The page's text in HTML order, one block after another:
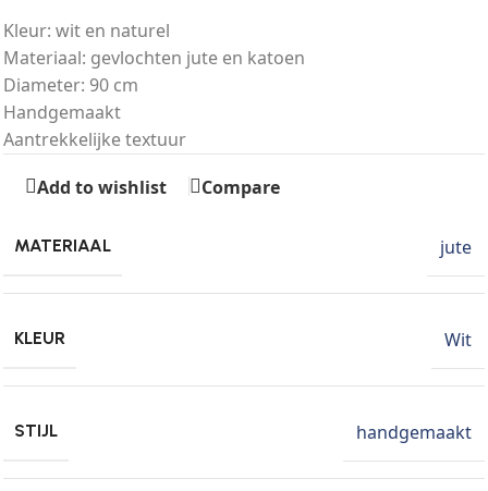
Kleur: wit en naturel
Materiaal: gevlochten jute en katoen
Diameter: 90 cm
Handgemaakt
Aantrekkelijke textuur
Add to wishlist
Compare
MATERIAAL jute
KLEUR Wit
STIJL handgemaakt